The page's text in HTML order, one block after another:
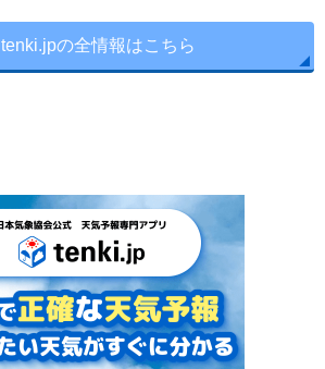
tenki.jpの全情報はこちら